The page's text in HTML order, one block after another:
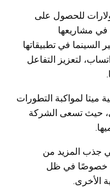
للحصول على
مشاريعها
في تطبيقاتها
لتعزيز التفاعل
ميتا لمواكبة التطورات
حيث تسعى الشركة
جذب المزيد من
خصوصًا في ظل
الأخرى.